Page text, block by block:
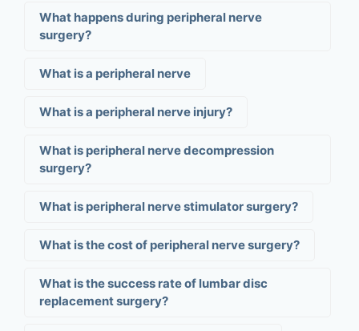
What happens during peripheral nerve
surgery?
What is a peripheral nerve
What is a peripheral nerve injury?
What is peripheral nerve decompression
surgery?
What is peripheral nerve stimulator surgery?
What is the cost of peripheral nerve surgery?
What is the success rate of lumbar disc
replacement surgery?